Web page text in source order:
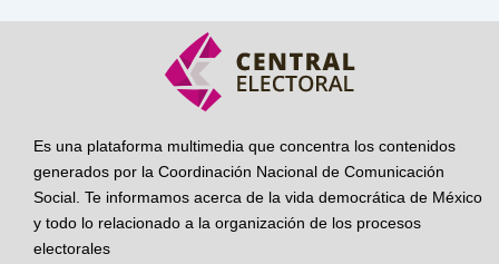
Es una plataforma multimedia que concentra los contenidos
generados por la Coordinación Nacional de Comunicación
Social. Te informamos acerca de la vida democrática de México
y todo lo relacionado a la organización de los procesos
electorales